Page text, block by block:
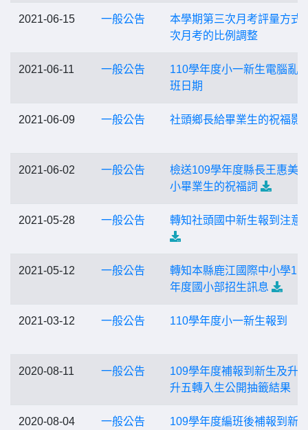
2021-06-15 一般公告
本學期第三次月考評量方式
次月考的比例調整
2021-06-11 一般公告
110學年度小一新生電腦亂
班日期
2021-06-09 一般公告 社頭鄉長給畢業生的祝福影
2021-06-02 一般公告
檢送109學年度縣長王惠美
小畢業生的祝福詞
2021-05-28 一般公告 轉知社頭國中新生報到注意
2021-05-12 一般公告
轉知本縣鹿江國際中小學
年度國小部招生訊息
2021-03-12 一般公告 110學年度小一新生報到
2020-08-11 一般公告
109學年度補報到新生及升
升五轉入生公開抽籤結果
2020-08-04 一般公告 109學年度編班後補報到新